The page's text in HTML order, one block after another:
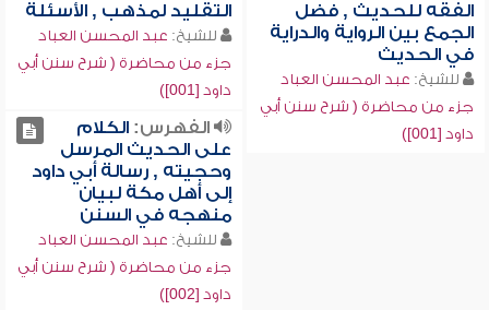
الفقه للحديث , فضل
الجمع بين الرواية والدراية
في الحديث
للشيخ: عبد المحسن العباد
جزء من محاضرة ( شرح سنن أبي
داود [001])
التقليد لمذهب , الأسئلة
للشيخ: عبد المحسن العباد
جزء من محاضرة ( شرح سنن أبي
داود [001])
الفهرس:الكلام
على الحديث المرسل
وحجيته , رسالة أبي داود
إلى أهل مكة لبيان
منهجه في السنن
للشيخ: عبد المحسن العباد
جزء من محاضرة ( شرح سنن أبي
داود [002])